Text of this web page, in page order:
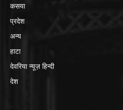
कसया
प्रदेश
अन्य
हाटा
देवरिया न्यूज़ हिन्दी
देश